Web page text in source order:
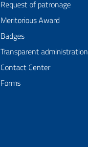
Request of patronage
Meritorious Award
Badges
Transparent administration
Contact Center
Forms